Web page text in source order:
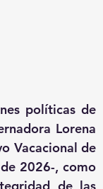
políticas de
Lorena
Vacacional de
2026-, como